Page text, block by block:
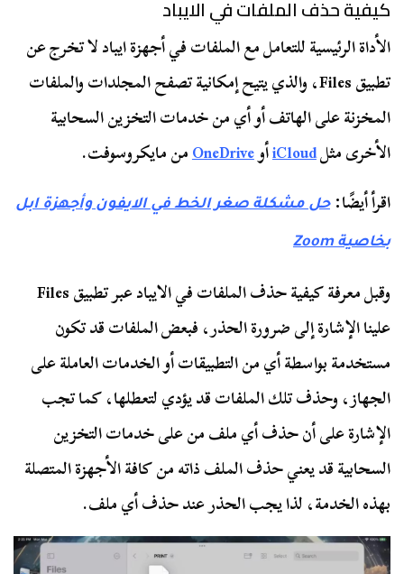
كيفية حذف الملفات في الايباد
الأداة الرئيسية للتعامل مع الملفات في أجهزة ايباد لا تخرج عن
تطبيق Files، والذي يتيح إمكانية تصفح المجلدات والملفات
المخزنة على الهاتف أو أي من خدمات التخزين السحابية
الأخرى مثلiCloudأوOneDriveمن مايكروسوفت.
اقرأ أيضًا:حل مشكلة صغر الخط في الايفون وأجهزة ابل
بخاصية Zoom
وقبل معرفة كيفية حذف الملفات في الايباد عبر تطبيق Files
علينا الإشارة إلى ضرورة الحذر، فبعض الملفات قد تكون
مستخدمة بواسطة أي من التطبيقات أو الخدمات العاملة على
الجهاز، وحذف تلك الملفات قد يؤدي لتعطلها، كما تجب
الإشارة على أن حذف أي ملف من على خدمات التخزين
السحابية قد يعني حذف الملف ذاته من كافة الأجهزة المتصلة
بهذه الخدمة، لذا يجب الحذر عند حذف أي ملف.